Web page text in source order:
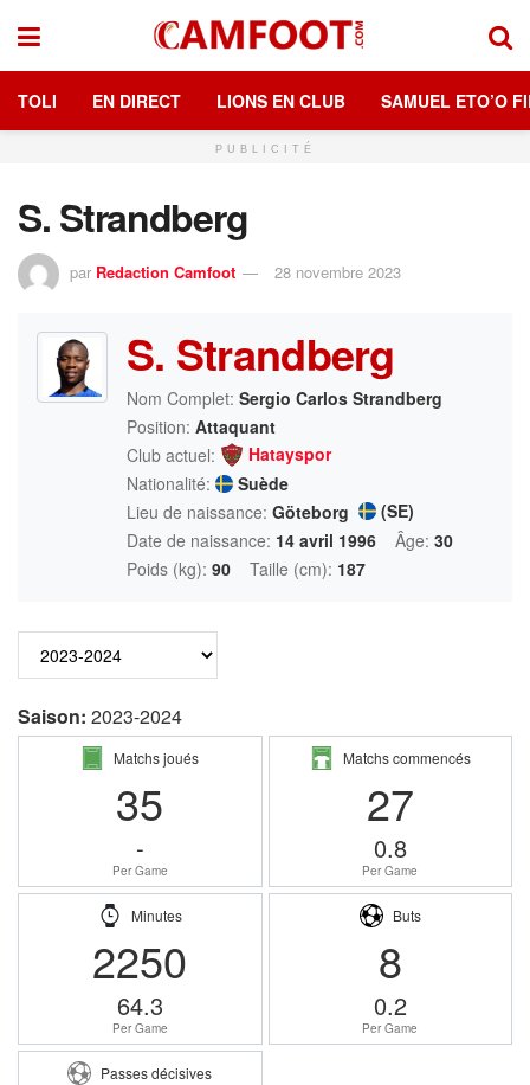
TOLI EN DIRECT LIONS EN CLUB SAMUEL ETO’O
PUBLICITÉ
S. Strandberg
par Redaction Camfoot 28 novembre 2023
S. Strandberg
Nom Complet: Sergio Carlos Strandberg
Position: Attaquant
Club actuel:
Hatayspor
Nationalité:
Suède
Lieu de naissance: Göteborg
(SE)
Date de naissance: 14 avril 1996 Âge: 30
Poids (kg): 90 Taille (cm): 187
Saison: 2023-2024
Matchs joués
35
-
Per Game
Matchs commencés
27
0.8
Per Game
Minutes
2250
64.3
Per Game
Buts
8
0.2
Per Game
Passes décisives